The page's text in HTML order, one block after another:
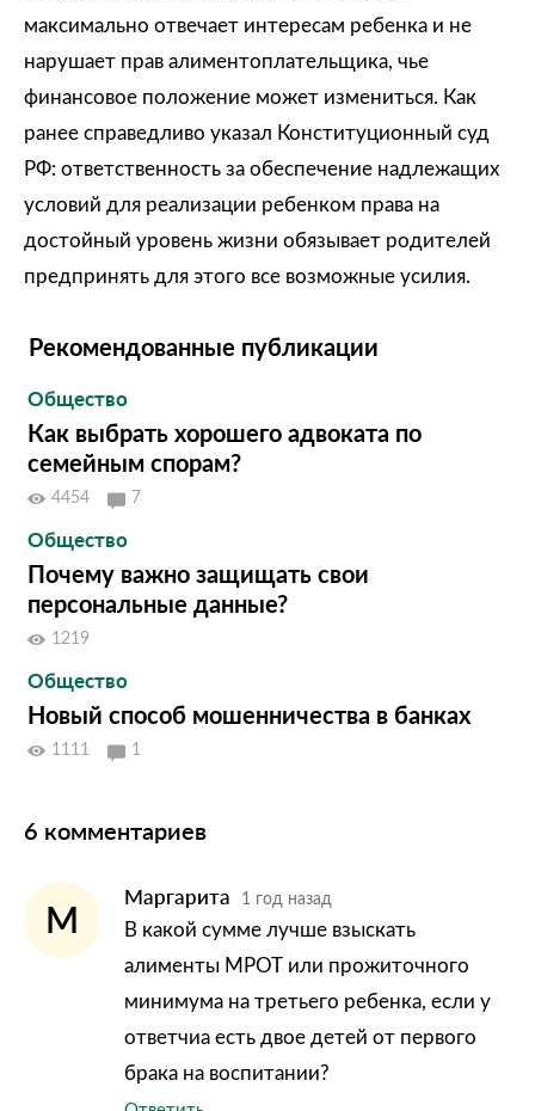
максимально отвечает интересам ребенка и не
нарушает прав алиментоплательщика, чье
финансовое положение может измениться. Как
ранее справедливо указал Конституционный суд
РФ: ответственность за обеспечение надлежащих
условий для реализации ребенком права на
достойный уровень жизни обязывает родителей
предпринять для этого все возможные усилия.
Рекомендованные публикации
Общество
Как выбрать хорошего адвоката по
семейным спорам?
4454 7
Общество
Почему важно защищать свои
персональные данные?
1219
Общество
Новый способ мошенничества в банках
1111 1
6 комментариев
М
Маргарита 1 год назад
В какой сумме лучше взыскать
алименты МРОТ или прожиточного
минимума на третьего ребенка, если у
ответчиа есть двое детей от первого
брака на воспитании?